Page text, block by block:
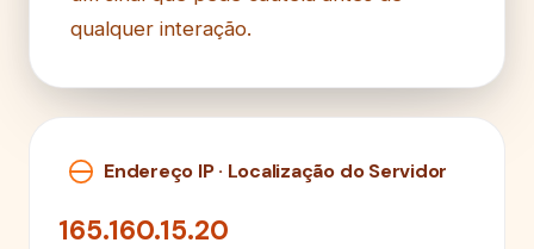
qualquer interação.
Endereço IP · Localização do Servidor
165.160.15.20